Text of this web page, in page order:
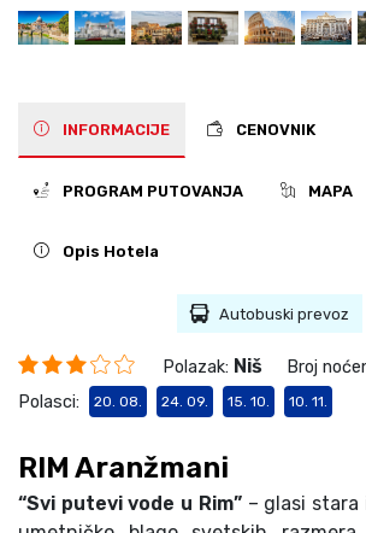
INFORMACIJE CENOVNIK
PROGRAM PUTOVANJA MAPA
Opis Hotela
Autobuski prevoz
Polazak: Niš Broj
Polasci: 20. 08. 24. 09. 15. 10. 10. 11.
RIM Aranžmani
“Svi putevi vode u Rim”– glasi stara